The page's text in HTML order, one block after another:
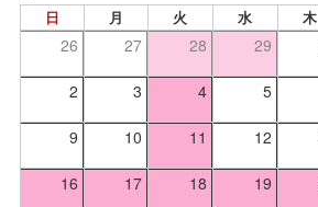
日 月 火 水 木
26 27 28 29
2 3 4 5
9 10 11 12
16 17 18 19